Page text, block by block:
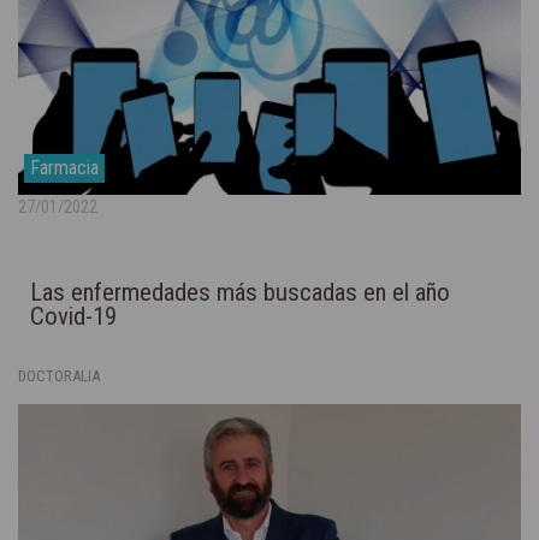
Farmacia
27/01/2022
Las enfermedades más buscadas en el año
Covid-19
DOCTORALIA